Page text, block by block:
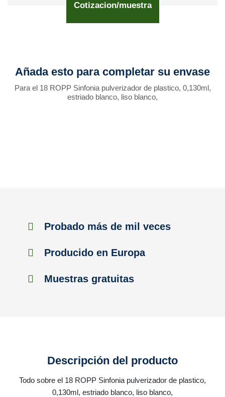
Cotizacion/muestra
Añada esto para completar su envase
Para el 18 ROPP Sinfonia pulverizador de plastico, 0,130ml,
estriado blanco, liso blanco,
Probado más de mil veces
Producido en Europa
Muestras gratuitas
Descripción del producto
Todo sobre el 18 ROPP Sinfonia pulverizador de plastico,
0,130ml, estriado blanco, liso blanco,